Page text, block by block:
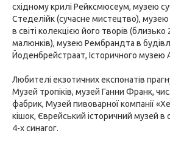
східному крилі Рейксмюсеум, музею
Стеделійк (сучасне мистецтво),
в світі колекцією його творів (близько
малюнків), музею Рембрандта в
Йоденбрейстраат, Історичного музею
Любителі екзотичних експонатів
Музей тропіків, музей Ганни Франк,
фабрик, Музей пивоварної компанії
кішок, Єврейський історичний музей
4-х синагог.